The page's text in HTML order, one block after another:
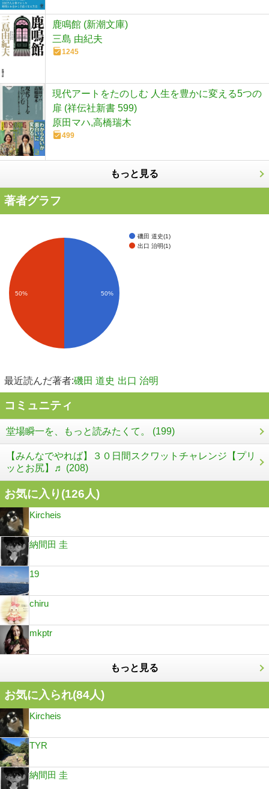
鹿鳴館 (新潮文庫)
三島 由紀夫
1245
現代アートをたのしむ 人生を豊かに変える5つの
扉 (祥伝社新書 599)
原田マハ,高橋瑞木
499
もっと見る
著者グラフ
磯田 道史(1)
出口 治明(1)
50% 50%
最近読んだ著者:磯田 道史 出口 治明
コミュニティ
堂場瞬一を、もっと読みたくて。 (199)
【みんなでやれば】３０日間スクワットチャレンジ【プリ
ッとお尻】♬ (208)
お気に入り(126人)
Kircheis
納間田 圭
19
chiru
mkptr
もっと見る
お気に入られ(84人)
Kircheis
TYR
納間田 圭